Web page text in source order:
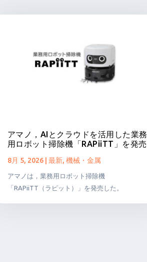
アマノ，AIとクラウドを活用した業務
用ロボット掃除機「RAPiiTT」を発売
8月 5, 2026| 最新, 機械・金属
アマノは，業務用ロボット掃除機
「RAPiiTT（ラピット）」を発売した。